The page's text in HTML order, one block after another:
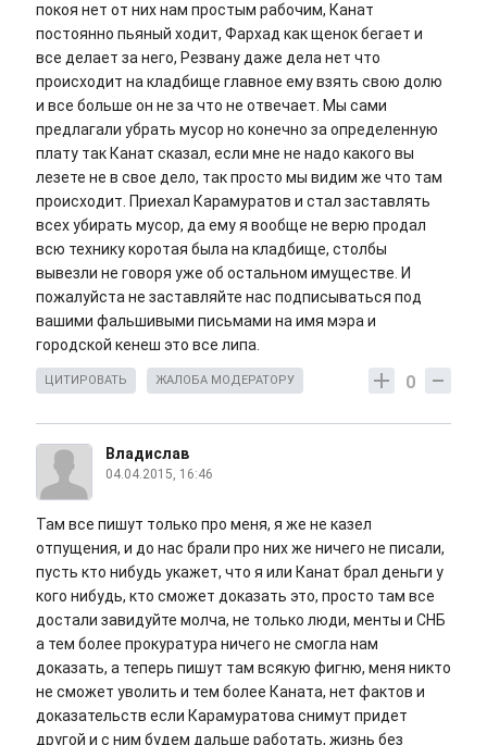
покоя нет от них нам простым рабочим, Канат
постоянно пьяный ходит, Фархад как щенок бегает и
все делает за него, Резвану даже дела нет что
происходит на кладбище главное ему взять свою долю
и все больше он не за что не отвечает. Мы сами
предлагали убрать мусор но конечно за определенную
плату так Канат сказал, если мне не надо какого вы
лезете не в свое дело, так просто мы видим же что там
происходит. Приехал Карамуратов и стал заставлять
всех убирать мусор, да ему я вообще не верю продал
всю технику коротая была на кладбище, столбы
вывезли не говоря уже об остальном имуществе. И
пожалуйста не заставляйте нас подписываться под
вашими фальшивыми письмами на имя мэра и
городской кенеш это все липа.
0
ЦИТИРОВАТЬ ЖАЛОБА МОДЕРАТОРУ
Владислав
04.04.2015, 16:46
Там все пишут только про меня, я же не казел
отпущения, и до нас брали про них же ничего не писали,
пусть кто нибудь укажет, что я или Канат брал деньги у
кого нибудь, кто сможет доказать это, просто там все
достали завидуйте молча, не только люди, менты и СНБ
а тем более прокуратура ничего не смогла нам
доказать, а теперь пишут там всякую фигню, меня никто
не сможет уволить и тем более Каната, нет фактов и
доказательств если Карамуратова снимут придет
другой и с ним будем дальше работать, жизнь без